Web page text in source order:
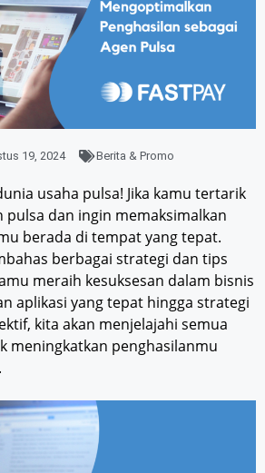
19, 2024 Berita & Promo
usaha pulsa! Jika kamu tertarik
pulsa dan ingin memaksimalkan
berada di tempat yang tepat.
berbagai strategi dan tips
meraih kesuksesan dalam bisnis
aplikasi yang tepat hingga strategi
kita akan menjelajahi semua
meningkatkan penghasilanmu